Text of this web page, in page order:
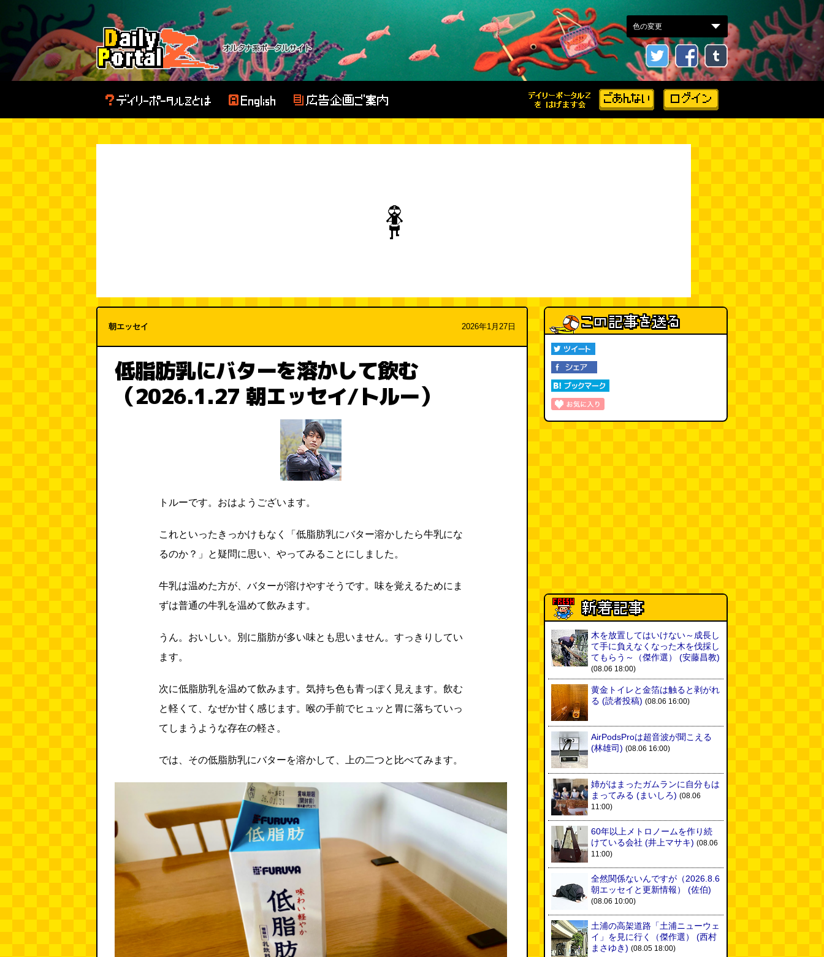
朝エッセイ 2026年1月27日
低脂肪乳にバターを溶かして飲む
（2026.1.27 朝エッセイ/トルー）
トルーです。おはようございます。
これといったきっかけもなく「低脂肪乳にバター溶かしたら牛乳にな
るのか？」と疑問に思い、やってみることにしました。
牛乳は温めた方が、バターが溶けやすそうです。味を覚えるためにま
ずは普通の牛乳を温めて飲みます。
うん。おいしい。別に脂肪が多い味とも思いません。すっきりしてい
ます。
次に低脂肪乳を温めて飲みます。気持ち色も青っぽく見えます。飲む
と軽くて、なぜか甘く感じます。喉の手前でヒュッと胃に落ちていっ
てしまうような存在の軽さ。
では、その低脂肪乳にバターを溶かして、上の二つと比べてみます。
木を放置してはいけない～成長し
て手に負えなくなった木を伐採し
てもらう～（傑作選）
(安藤昌教)
(08.06 18:00)
黄金トイレと金箔は触ると剥がれ
る (読者投稿) (08.06 16:00)
AirPodsProは超音波が聞こえる
(林雄司) (08.06 16:00)
姉がはまったガムランに自分もは
まってみる (まいしろ) (08.06
11:00)
60年以上メトロノームを作り続
けている会社 (井上マサキ) (08.06
11:00)
全然関係ないんですが（2026.8.6
朝エッセイと更新情報）
(佐伯)
(08.06 10:00)
土浦の高架道路「土浦ニューウェ
イ」を見に行く（傑作選）
(西村
まさゆき) (08.05 18:00)